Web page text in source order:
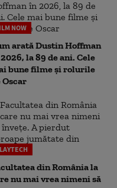
NOW
arată Dustin Hoffman
la 89 de ani. Cele
bune filme și rolurile
Oscar
din România la
nu mai vrea nimeni să